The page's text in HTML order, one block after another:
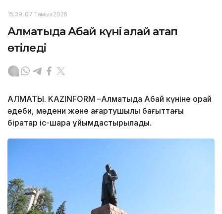
15:39, 07 Тамыз 2026
Алматыда Абай күні қалай атап
өтіледі
АЛМАТЫ. KAZINFORM –Алматыда Абай күніне орай
әдеби, мәдени және ағартушылық бағыттағы
бірқатар іс-шара ұйымдастырылады.